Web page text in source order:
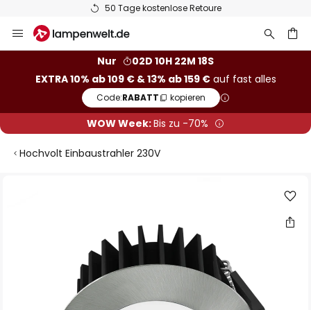
50 Tage kostenlose Retoure
Inhalt
Nur
02D 10H 22M 17S
EXTRA 10% ab 109 € & 13% ab 159 €auf fast alles
Code:RABATT kopieren
WOW Week:Bis zu -70%
Hochvolt Einbaustrahler 230V